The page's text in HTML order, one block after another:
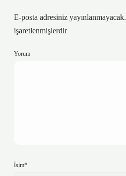
E-posta adresiniz yayınlanmayacak.
işaretlenmişlerdir
Yorum
İsim*